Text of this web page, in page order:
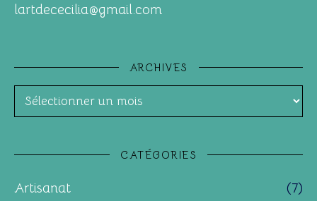
lartdececilia@gmail.com
ARCHIVES
Archives
CATÉGORIES
Artisanat
(7)